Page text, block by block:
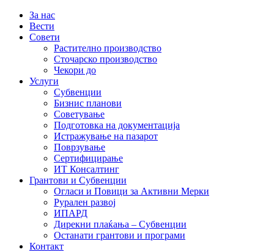
За нас
Вести
Совети
Растително производство
Сточарско производство
Чекори до
Услуги
Субвенции
Бизнис планови
Советување
Подготовка на документација
Истражување на пазарот
Поврзување
Сертифицирање
ИТ Консалтинг
Грантови и Субвенции
Огласи и Повици за Активни Мерки
Рурален развој
ИПАРД
Дирекни плаќања – Субвенции
Останати грантови и програми
Контакт